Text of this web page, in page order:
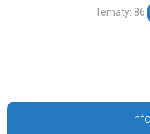
Tematy: 86